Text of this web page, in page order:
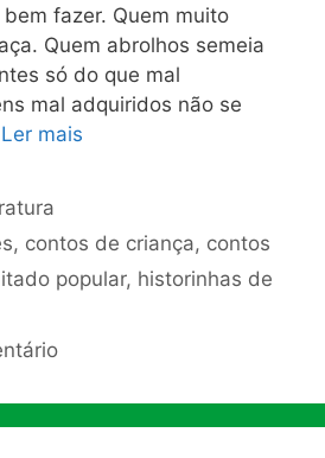
fazer. Quem muito
Quem abrolhos semeia
só do que mal
mal adquiridos não se
Ler mais
, contos de criança, contos
popular, historinhas de